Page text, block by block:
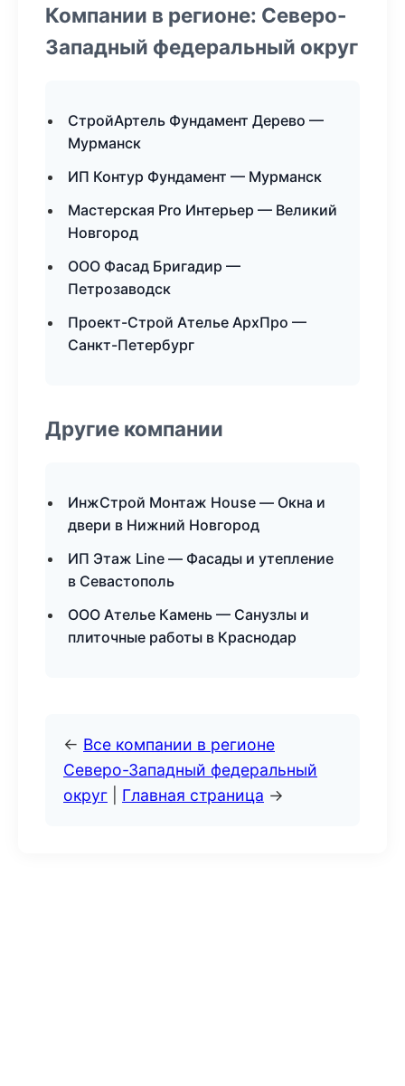
Компании в регионе: Северо-
Западный федеральный округ
СтройАртель Фундамент Дерево —
Мурманск
ИП Контур Фундамент — Мурманск
Мастерская Pro Интерьер — Великий
Новгород
ООО Фасад Бригадир —
Петрозаводск
Проект-Строй Ателье АрхПро —
Санкт-Петербург
Другие компании
ИнжСтрой Монтаж House — Окна и
двери в Нижний Новгород
ИП Этаж Line — Фасады и утепление
в Севастополь
ООО Ателье Камень — Санузлы и
плиточные работы в Краснодар
← Все компании в регионе
Северо-Западный федеральный
округ
Главная страница →